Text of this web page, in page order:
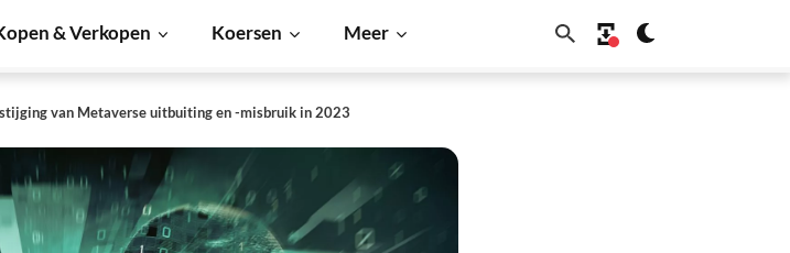
& Verkopen Koersen Meer
van Metaverse uitbuiting en -misbruik in 2023